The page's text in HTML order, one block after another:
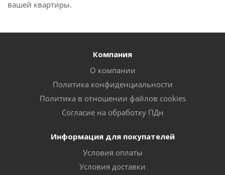
вашей квартиры.
Компания
О компании
Политика конфиденциальности
Политика в отношении файлов cookies
Согласие на обработку ПДн
Информация для покупателей
Условия оплаты
Условия доставки